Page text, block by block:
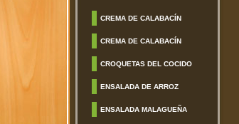
CREMA DE CALABACÍN
CREMA DE CALABACÍN
CROQUETAS DEL COCIDO
ENSALADA DE ARROZ
ENSALADA MALAGUEÑA